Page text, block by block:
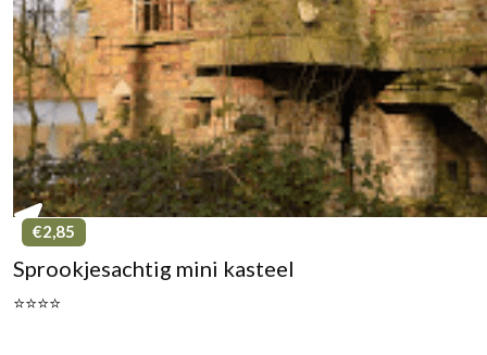
€2,85
Sprookjesachtig mini kasteel
⭐⭐⭐⭐